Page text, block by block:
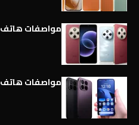
مواصفات هاتف Xiaomi Redmi 17C كاملة
مواصفات هاتف Xiaomi 17T Pro كاملة